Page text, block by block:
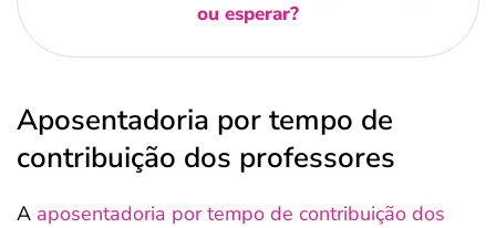
ou esperar?
Aposentadoria por tempo de
contribuição dos professores
A aposentadoria por tempo de contribuição dos